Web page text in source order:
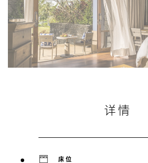
详情
床位